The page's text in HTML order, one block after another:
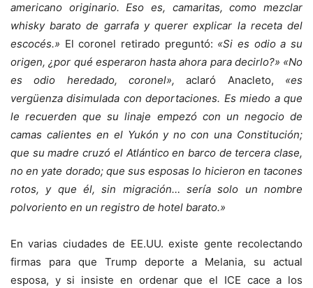
americano originario. Eso es, camaritas, como mezclar
whisky barato de garrafa y querer explicar la receta del
escocés.» El coronel retirado preguntó: «Si es odio a su
origen, ¿por qué esperaron hasta ahora para decirlo?» «No
es odio heredado, coronel», aclaró Anacleto, «es
vergüenza disimulada con deportaciones. Es miedo a que
le recuerden que su linaje empezó con un negocio de
camas calientes en el Yukón y no con una Constitución;
que su madre cruzó el Atlántico en barco de tercera clase,
no en yate dorado; que sus esposas lo hicieron en tacones
rotos, y que él, sin migración… sería solo un nombre
polvoriento en un registro de hotel barato.»
En varias ciudades de EE.UU. existe gente recolectando
firmas para que Trump deporte a Melania, su actual
esposa, y si insiste en ordenar que el ICE cace a los